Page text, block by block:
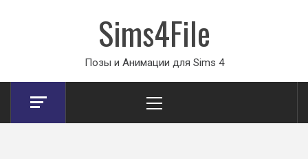
Sims4File
Позы и Анимации для Sims 4
Menu